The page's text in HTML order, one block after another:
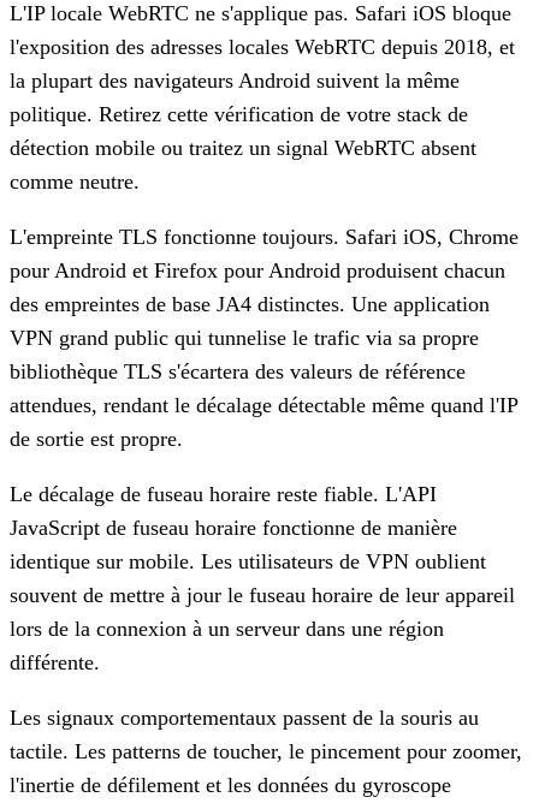
L'IP locale WebRTC ne s'applique pas. Safari iOS bloque
l'exposition des adresses locales WebRTC depuis 2018, et
la plupart des navigateurs Android suivent la même
politique. Retirez cette vérification de votre stack de
détection mobile ou traitez un signal WebRTC absent
comme neutre.
L'empreinte TLS fonctionne toujours. Safari iOS, Chrome
pour Android et Firefox pour Android produisent chacun
des empreintes de base JA4 distinctes. Une application
VPN grand public qui tunnelise le trafic via sa propre
bibliothèque TLS s'écartera des valeurs de référence
attendues, rendant le décalage détectable même quand l'IP
de sortie est propre.
Le décalage de fuseau horaire reste fiable. L'API
JavaScript de fuseau horaire fonctionne de manière
identique sur mobile. Les utilisateurs de VPN oublient
souvent de mettre à jour le fuseau horaire de leur appareil
lors de la connexion à un serveur dans une région
différente.
Les signaux comportementaux passent de la souris au
tactile. Les patterns de toucher, le pincement pour zoomer,
l'inertie de défilement et les données du gyroscope